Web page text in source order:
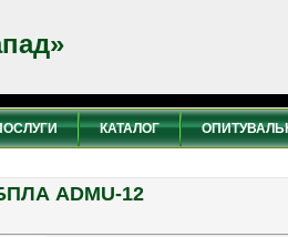
КАТАЛОГ
ADMU-12